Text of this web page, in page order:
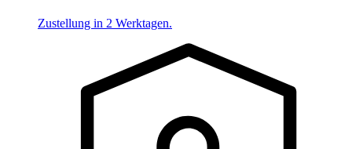
Zustellung in 2 Werktagen.